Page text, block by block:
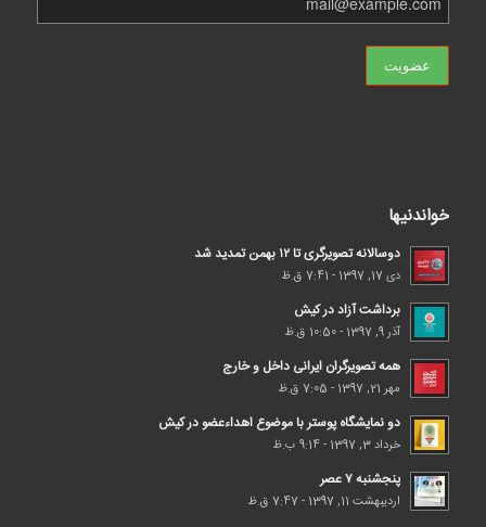
خواندنیها
دوسالانه تصویرگری تا ۱۲ بهمن تمدید شد
دی 17, 1397 - 7:41 ق.ظ
برداشت آزاد در کیش
آذر 9, 1397 - 10:50 ق.ظ
همه تصویرگران ایرانی داخل و خارج
مهر 21, 1397 - 7:05 ق.ظ
دو نمایشگاه پوستر با موضوع اهداء‌عضو در کیش
خرداد 3, 1397 - 9:14 ب.ظ
پنجشنبه ۷ عصر
اردیبهشت 11, 1397 - 7:47 ق.ظ